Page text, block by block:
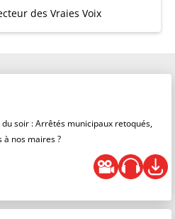
des Vraies Voix
soir : Arrêtés municipaux retoqués,
nos maires ?